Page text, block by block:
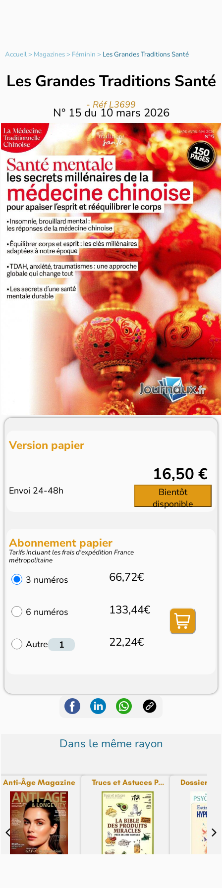
Accueil> Magazines> Féminin > Les Grandes Traditions Santé
Les Grandes Traditions Santé
- Réf L3699
N° 15du 10 mars 2026
Version papier
Envoi 24-48h
16,50 €
Bientôt
disponible
Abonnement papier
Tarifs incluant les frais d'expédition France
métropolitaine
3 numéros 66,72€
6 numéros 133,44€
Autre 22,24€
Dans le même rayon
Anti-Âge Magazine Trucs et Astuces P... Dossiers